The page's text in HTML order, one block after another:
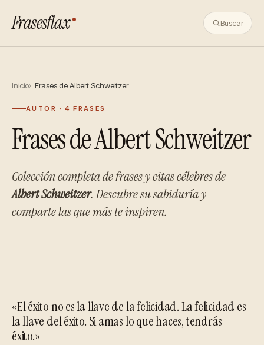
Frasesflax Buscar
Inicio Frases de Albert Schweitzer
AUTOR · 4 FRASES
Frases de Albert Schweitzer
Colección completa de frases y citas célebres de
Albert Schweitzer. Descubre su sabiduría y
comparte las que más te inspiren.
«El éxito no es la llave de la felicidad. La felicidad es
la llave del éxito. Si amas lo que haces, tendrás
éxito.»